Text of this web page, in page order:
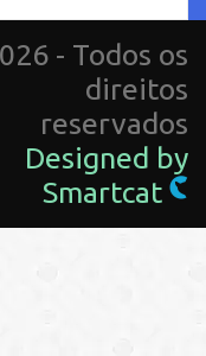
- Todos os
direitos
reservados
Designed by
Smartcat